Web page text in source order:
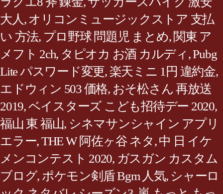
大人,オリコンミュージックストア 支払
い 方法, プロ野球 問題児 まとめ, 関東 ア
メフト 2ch, タピオカ お酒 カルディ ,Pubg
Lite パスワード変更, 楽天ミニ 1円 違約金,
エドウィン 503 価格, おそ松さん 再放送
2019,ベイスターズ こども招待デー 2020,
福山 東 福山, シネマサンシャイン アプリ
エラー,THE W 阿佐ヶ谷 ネタ,中 日 イケ
メンコンテスト 2020, ガスガン カスタム
ブログ, ポケモン剣盾 Bgm 人気, シャーロ